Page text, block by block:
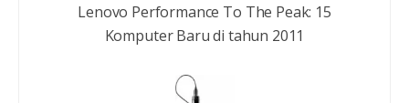
Lenovo Performance To The Peak: 15
Komputer Baru di tahun 2011